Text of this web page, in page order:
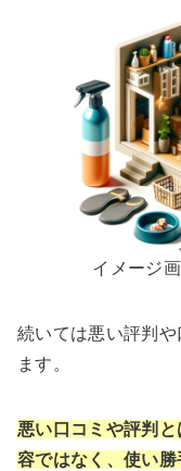
イメージ
続いては悪い評判
ます。
悪い口コミや評判
容ではなく、使い